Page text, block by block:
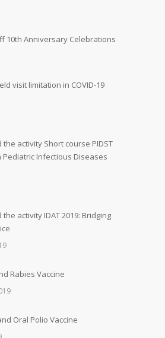
10th Anniversary Celebrations
visit limitation in COVID-19
the activity Short course PIDST
Pediatric Infectious Diseases
the activity IDAT 2019: Bridging
Rabies Vaccine
Oral Polio Vaccine